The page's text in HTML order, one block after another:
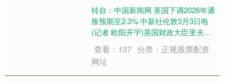
转自：中国新闻网 英国下调2026年通
胀预期至2.3% 中新社伦敦3月3日电
(记者 欧阳开宇)英国财政大臣里夫斯
英国预算责任办公室最新预测，2026
年英国消费者价格指数(CPI)平均通胀
率为2.3%，较去年....
查看：137 分类：正规股票配资
网址